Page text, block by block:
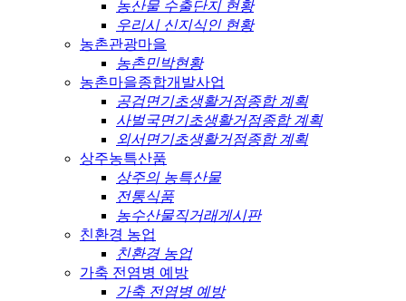
농산물 수출단지 현황
우리시 신지식인 현황
농촌관광마을
농촌민박현황
농촌마을종합개발사업
공검면기초생활거점종합 계획
사벌국면기초생활거점종합 계획
외서면기초생활거점종합 계획
상주농특산품
상주의 농특산물
전통식품
농수산물직거래게시판
친환경 농업
친환경 농업
가축 전염병 예방
가축 전염병 예방